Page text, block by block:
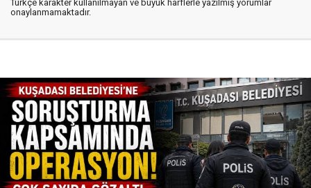
Türkçe karakter kullanılmayan ve büyük harflerle yazılmış yorumlar
onaylanmamaktadır.